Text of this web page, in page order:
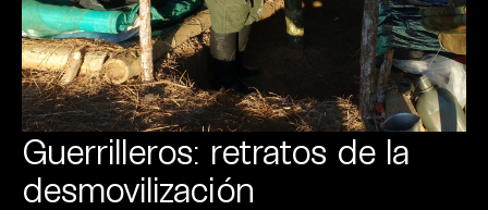
Guerrilleros: retratos de la
desmovilización